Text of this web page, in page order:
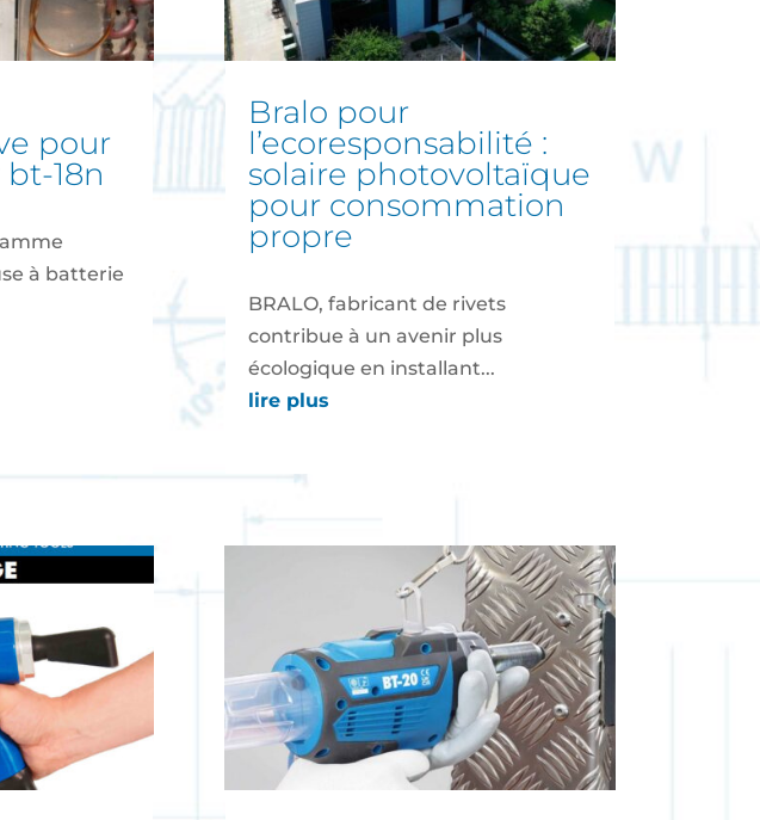
pour
18n
à batterie
bralo pour
l’ecoresponsabilité :
solaire photovoltaïque
pour consommation
propre
BRALO, fabricant de rivets
contribue à un avenir plus
écologique en installant...
lire plus